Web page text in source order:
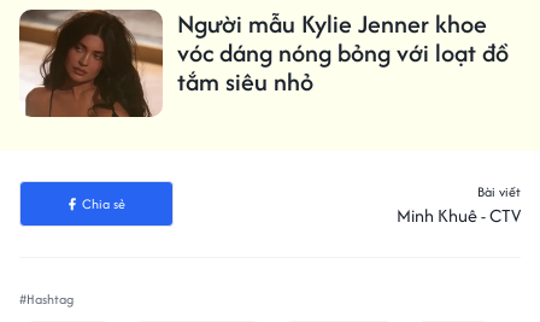
Người mẫu Kylie Jenner khoe
vóc dáng nóng bỏng với loạt đồ
tắm siêu nhỏ
Chia sẻ
Bài viết
Minh Khuê - CTV
#Hashtag